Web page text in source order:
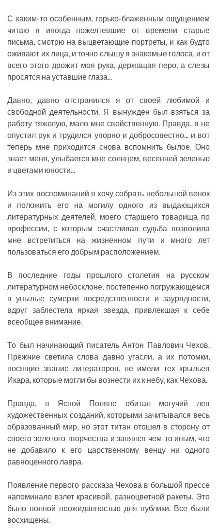
С каким-то особенным, горько-блаженным ощущением
читаю я иногда пожелтевшие от времени старые
письма, смотрю на выцветающие портреты, и как будто
оживают их лица, и точно слышу я знакомые голоса, и от
всего этого дрожит моя рука, держащая перо, а слезы
просятся на уставшие глаза...
Давно, давно отстранился я от своей любимой и
свободной деятельности. Я вынужден был взяться за
работу тяжелую, мало мне свойственную. Правда, я не
опустил рук и трудился упорно и добросовестно... и вот
теперь мне приходится снова вспомнить былое. Оно
знает меня, улыбается мне солнцем, весенней зеленью
и цветами юности...
Из этих воспоминаний я хочу собрать небольшой венок
и положить его на могилу одного из выдающихся
литературных деятелей, моего старшего товарища по
профессии, с которым счастливая судьба позволила
мне встретиться на жизненном пути и много лет
пользоваться его добрым расположением.
В последние годы прошлого столетия на русском
литературном небосклоне, постепенно погружающемся
в унылые сумерки посредственности и заурядности,
вдруг заблестела яркая звезда, привлекшая к себе
всеобщее внимание.
То был начинающий писатель Антон Павлович Чехов.
Прежние светила слова давно угасли, а их потомки,
носящие звание литераторов, не имели тех крыльев
Икара, которые могли бы вознести их к небу, как Чехова.
Правда, в Ясной Поляне обитал могучий лев
художественных созданий, которыми зачитывался весь
образованный мир, но этот титан отошел в сторону от
своего золотого творчества и занялся чем-то иным, что
не добавило к его царственному венцу ни одного
равноценного лавра.
Появление первого рассказа Чехова в большой прессе
напоминало взлет красивой, разноцветной ракеты. Это
было полной неожиданностью для публики. Все были
восхищены.